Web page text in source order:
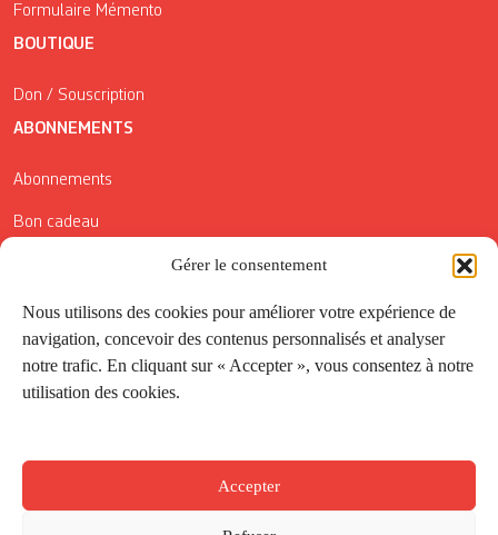
Gérer le consentement
Nous utilisons des cookies pour améliorer votre expérience de
navigation, concevoir des contenus personnalisés et analyser
notre trafic. En cliquant sur « Accepter », vous consentez à notre
utilisation des cookies.
Accepter
Formulaire Mémento
BOUTIQUE
Don / Souscription
ABONNEMENTS
Abonnements
Bon cadeau
Conditions générales de vente
Réductions de la Carte Côté Courrier
Application